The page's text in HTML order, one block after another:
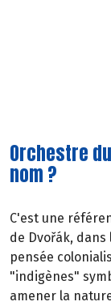
Orchestre
nom ?
C'est une
de Dvořák,
pensée
"indigènes"
amener la